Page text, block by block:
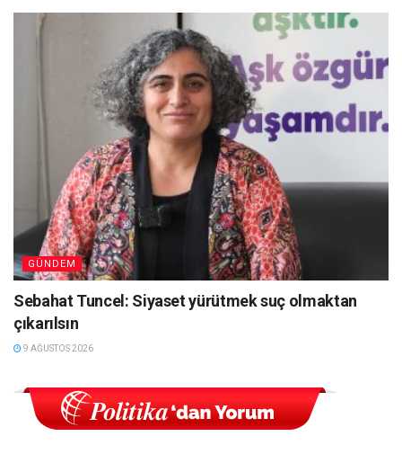
GÜNDEM
Sebahat Tuncel: Siyaset yürütmek suç olmaktan
çıkarılsın
9 AĞUSTOS 2026